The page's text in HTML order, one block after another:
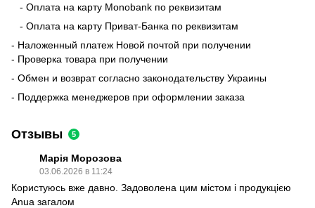
- Оплата на карту Monobank по реквизитам
- Оплата на карту Приват-Банка по реквизитам
- Наложенный платеж Новой почтой при получении
- Проверка товара при получении
- Обмен и возврат согласно законодательству Украины
- Поддержка менеджеров при оформлении заказа
Отзывы 5
Марія Морозова
03.06.2026 в 11:24
Користуюсь вже давно. Задоволена цим містом і продукцією
Anua загалом